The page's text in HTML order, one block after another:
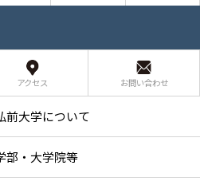
アクセス お問い合わせ
前大学について
部・大学院等